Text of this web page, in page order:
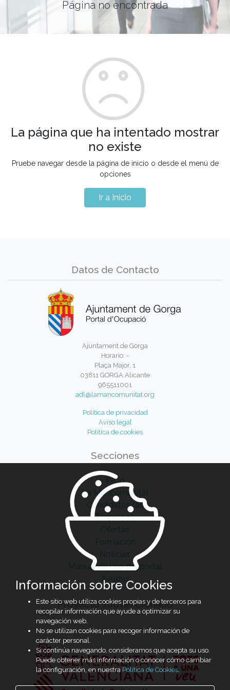
Página no encontrada
La página que ha intentado mostrar
no existe
Pruebe navegar desde la página de inicio o desde el menú de
opciones
Ir a Inicio
Datos de Contacto
Ajuntament de Gorga
Horario: -
Plaça Major, 1
03811 GORGA Alicante
965511001
adl@lamancomunitat.org
Política de privacidad
Aviso legal
Política de cookies
Secciones
Inicio
La Mancomunitat
Candidatos/as
Empresas
Ofertas
Formación
Noticias
Manual de uso del portal
Ayudas
Proyecto subvencionado
Información sobre Cookies
Este sitio web utiliza cookies propias y de terceros para
recopilar información que ayude a optimizar su
navegación web.
No se utilizan cookies para recoger información de
carácter personal.
Si continúa navegando, consideramos que acepta su uso.
Puede obtener más información o conocer cómo cambiar
la configuración, en nuestra Política de Cookies.